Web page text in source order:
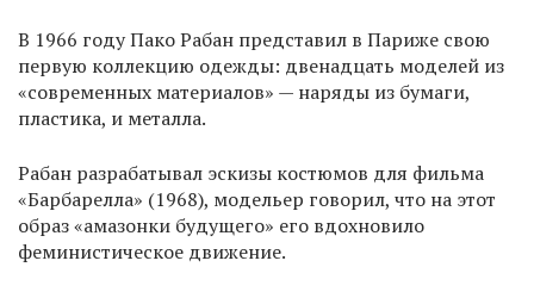
В 1966 году Пако Рабан представил в Париже свою
первую коллекцию одежды: двенадцать моделей из
«современных материалов» — наряды из бумаги,
пластика, и металла.
Рабан разрабатывал эскизы костюмов для фильма
«Барбарелла» (1968), модельер говорил, что на этот
образ «амазонки будущего» его вдохновило
феминистическое движение.